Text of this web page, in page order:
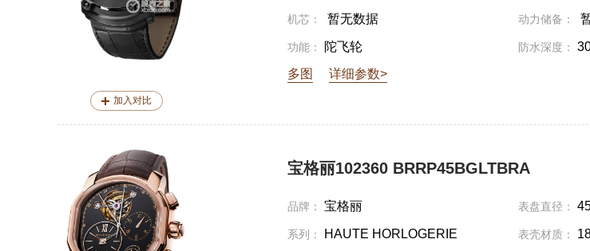
加入对比
机芯： 暂无数据 动力储备：
功能： 陀飞轮 防水深度：
多图
详细参数>
宝格丽102360 BRRP45BGLTBRA
品牌： 宝格丽 表盘直径：
系列： HAUTE HORLOGERIE 表壳材质：